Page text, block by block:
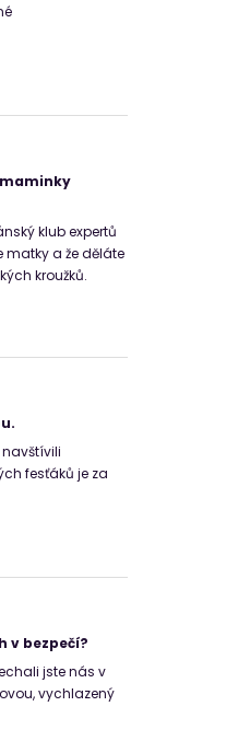
klub expertů
matky a že děláte
kroužků.
fesťáků je za
v bezpečí?
jste nás v
vychlazený